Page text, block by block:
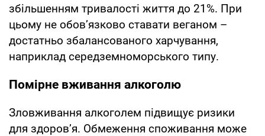
збільшенням тривалості життя до 21%. При
цьому не обов’язково ставати веганом –
достатньо збалансованого харчування,
наприклад середземноморського типу.
Помірне вживання алкоголю
Зловживання алкоголем підвищує ризики
для здоров’я. Обмеження споживання може